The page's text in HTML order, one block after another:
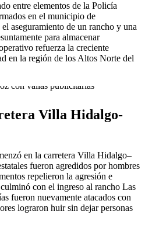
entre elementos de la Policía
en el municipio de
aseguramiento de un rancho y una
para almacenar
refuerza la creciente
en la región de los Altos Norte del
Villa Hidalgo-
en la carretera Villa Hidalgo–
fueron agredidos por hombres
repelieron la agresión e
con el ingreso al rancho Las
fueron nuevamente atacados con
lograron huir sin dejar personas